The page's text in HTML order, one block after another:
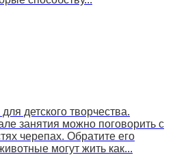
детского творчества.
занятия можно поговорить с
черепах. Обратите его
могут жить как...